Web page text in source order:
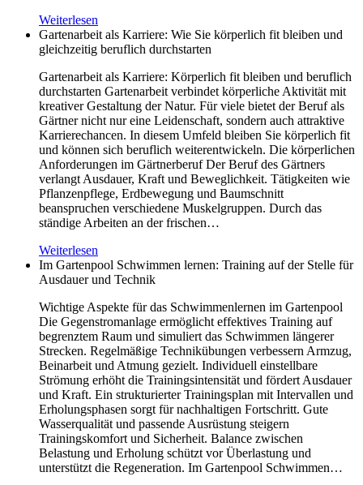
Weiterlesen
Gartenarbeit als Karriere: Wie Sie körperlich fit bleiben und
gleichzeitig beruflich durchstarten
Gartenarbeit als Karriere: Körperlich fit bleiben und beruflich
durchstarten Gartenarbeit verbindet körperliche Aktivität mit
kreativer Gestaltung der Natur. Für viele bietet der Beruf als
Gärtner nicht nur eine Leidenschaft, sondern auch attraktive
Karrierechancen. In diesem Umfeld bleiben Sie körperlich fit
und können sich beruflich weiterentwickeln. Die körperlichen
Anforderungen im Gärtnerberuf Der Beruf des Gärtners
verlangt Ausdauer, Kraft und Beweglichkeit. Tätigkeiten wie
Pflanzenpflege, Erdbewegung und Baumschnitt
beanspruchen verschiedene Muskelgruppen. Durch das
ständige Arbeiten an der frischen…
Weiterlesen
Im Gartenpool Schwimmen lernen: Training auf der Stelle für
Ausdauer und Technik
Wichtige Aspekte für das Schwimmenlernen im Gartenpool
Die Gegenstromanlage ermöglicht effektives Training auf
begrenztem Raum und simuliert das Schwimmen längerer
Strecken. Regelmäßige Technikübungen verbessern Armzug,
Beinarbeit und Atmung gezielt. Individuell einstellbare
Strömung erhöht die Trainingsintensität und fördert Ausdauer
und Kraft. Ein strukturierter Trainingsplan mit Intervallen und
Erholungsphasen sorgt für nachhaltigen Fortschritt. Gute
Wasserqualität und passende Ausrüstung steigern
Trainingskomfort und Sicherheit. Balance zwischen
Belastung und Erholung schützt vor Überlastung und
unterstützt die Regeneration. Im Gartenpool Schwimmen…